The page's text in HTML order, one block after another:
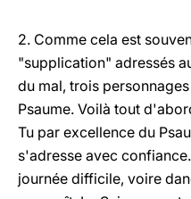
2. Comme cela est
"supplication" adressés
du mal, trois
Psaume. Voilà tout
Tu par excellence du
s'adresse avec
journée difficile, voire